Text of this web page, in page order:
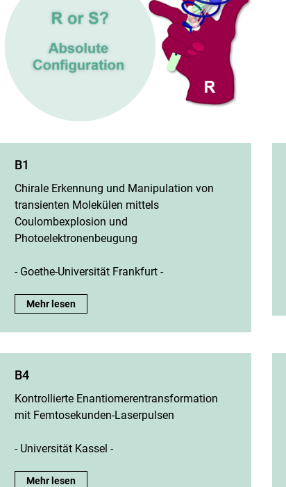
B1
Chirale Erkennung und Manipulation von
transienten Molekülen mittels
Coulombexplosion und
Photoelektronenbeugung
- Goethe-Universität Frankfurt -
B1:
Mehr lesen
B4
Kontrollierte Enantiomerentransformation
mit Femtosekunden-Laserpulsen
- Universität Kassel -
B4:
Mehr lesen